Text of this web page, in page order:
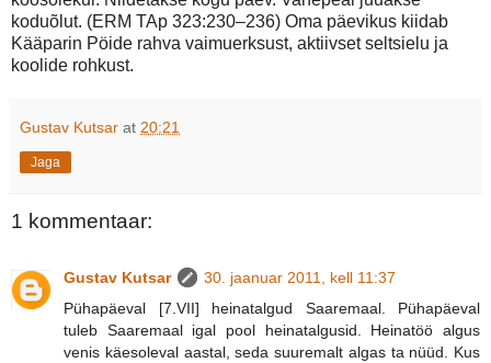
koduõlut. (ERM TAp 323:230–236) Oma päevikus kiidab
Kääparin Pöide rahva vaimuerksust, aktiivset seltsielu ja
koolide rohkust.
Gustav Kutsar at 20:21
Jaga
1 kommentaar:
Gustav Kutsar
30. jaanuar 2011, kell 11:37
Pühapäeval [7.VII] heinatalgud Saaremaal. Pühapäeval
tuleb Saaremaal igal pool heinatalgusid. Heinatöö algus
venis käesoleval aastal, seda suuremalt algas ta nüüd. Kus